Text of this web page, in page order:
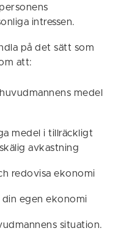
intressen.
på det sätt som
att:
medel
medel i tillräckligt
avkastning
redovisa ekonomi
din egen ekonomi
situation.